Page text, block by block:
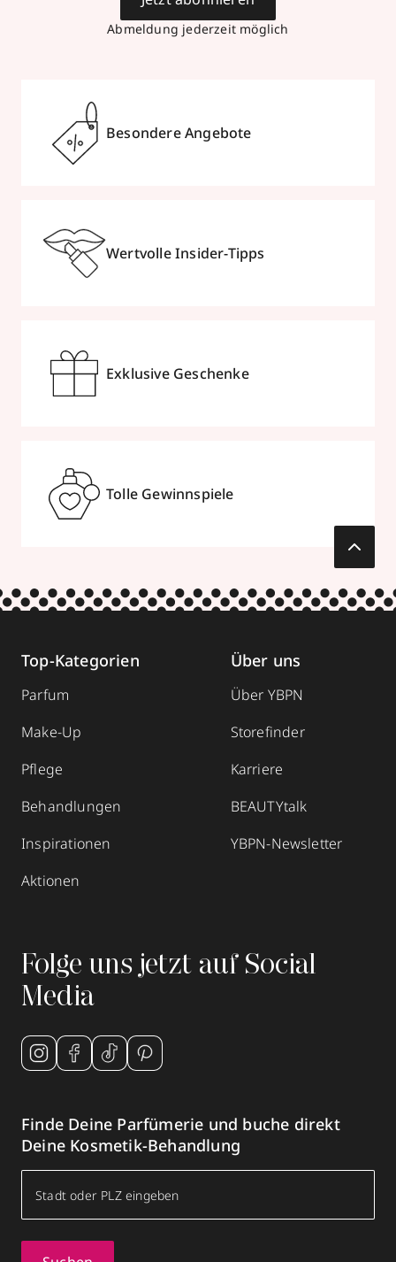
Abmeldung jederzeit möglich
Besondere Angebote
Wertvolle Insider-Tipps
Exklusive Geschenke
Tolle Gewinnspiele
Top-Kategorien
Parfum
Make-Up
Pflege
Behandlungen
Inspirationen
Aktionen
Über uns
Über YBPN
Storefinder
Karriere
BEAUTYtalk
YBPN-Newsletter
Folge uns jetzt auf Social
Media
Finde Deine Parfümerie und buche direkt
Deine Kosmetik-Behandlung